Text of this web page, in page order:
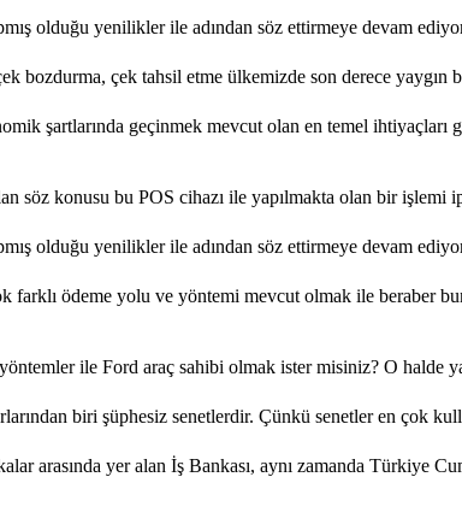
olduğu yenilikler ile adından söz ettirmeye devam
bozdurma, çek tahsil etme ülkemizde son derece yaygın
şartlarında geçinmek mevcut olan en temel ihtiyaçları
söz konusu bu POS cihazı ile yapılmakta olan bir işlemi
olduğu yenilikler ile adından söz ettirmeye devam
farklı ödeme yolu ve yöntemi mevcut olmak ile beraber
ile Ford araç sahibi olmak ister misiniz? O halde
biri şüphesiz senetlerdir. Çünkü senetler en çok
arasında yer alan İş Bankası, aynı zamanda Türkiye